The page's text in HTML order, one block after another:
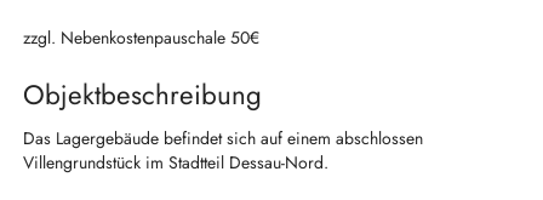
zzgl. Nebenkostenpauschale 50€
Objektbeschreibung
Das Lagergebäude befindet sich auf einem abschlossen
Villengrundstück im Stadtteil Dessau-Nord.